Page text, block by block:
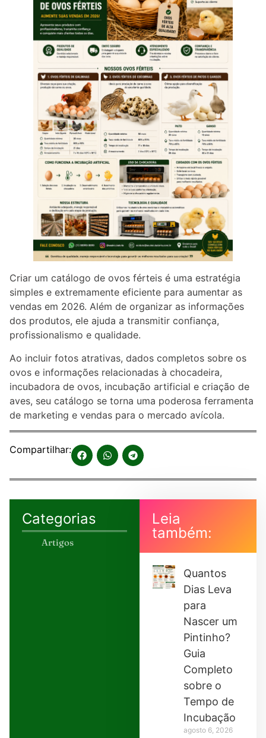
Criar um catálogo de ovos férteis é uma estratégia
simples e extremamente eficiente para aumentar as
vendas em 2026. Além de organizar as informações
dos produtos, ele ajuda a transmitir confiança,
profissionalismo e qualidade.
Ao incluir fotos atrativas, dados completos sobre os
ovos e informações relacionadas à chocadeira,
incubadora de ovos, incubação artificial e criação de
aves, seu catálogo se torna uma poderosa ferramenta
de marketing e vendas para o mercado avícola.
Compartilhar:
Categorias
Artigos
Leia
também:
Quantos
Dias Leva
para
Nascer um
Pintinho?
Guia
Completo
sobre o
Tempo de
Incubação
agosto 6, 2026